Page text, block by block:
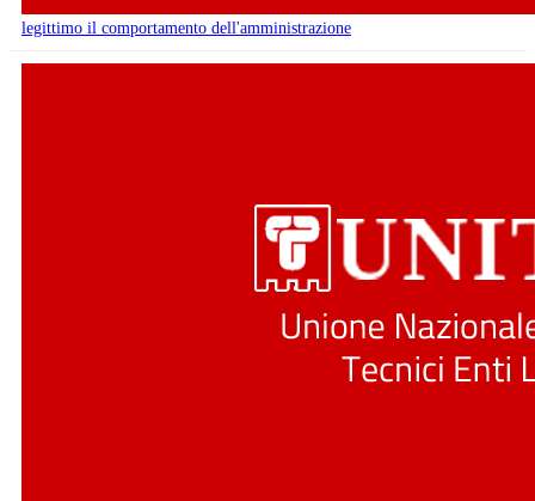
legittimo il comportamento dell'amministrazione